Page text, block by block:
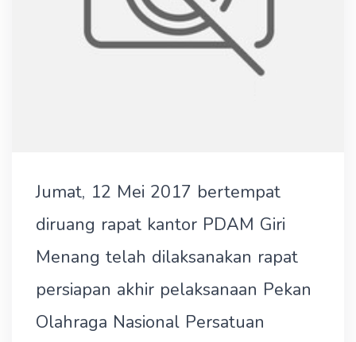
Jumat, 12 Mei 2017 bertempat
diruang rapat kantor PDAM Giri
Menang telah dilaksanakan rapat
persiapan akhir pelaksanaan Pekan
Olahraga Nasional Persatuan